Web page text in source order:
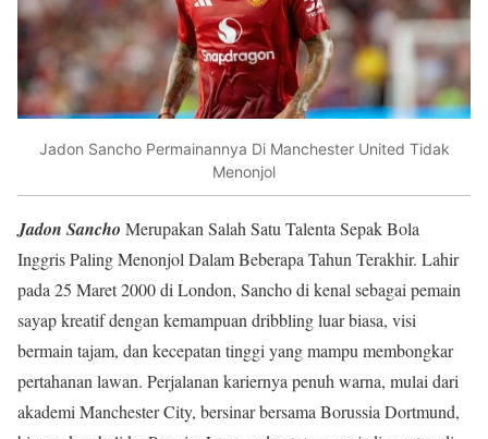
Jadon Sancho Permainannya Di Manchester United Tidak
Menonjol
Jadon Sancho Merupakan Salah Satu Talenta Sepak Bola
Inggris Paling Menonjol Dalam Beberapa Tahun Terakhir. Lahir
pada 25 Maret 2000 di London, Sancho di kenal sebagai pemain
sayap kreatif dengan kemampuan dribbling luar biasa, visi
bermain tajam, dan kecepatan tinggi yang mampu membongkar
pertahanan lawan. Perjalanan kariernya penuh warna, mulai dari
akademi Manchester City, bersinar bersama Borussia Dortmund,